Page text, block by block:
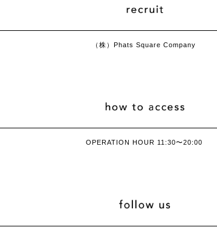
（株）Phats Square Company
OPERATION HOUR 11:30〜20:00